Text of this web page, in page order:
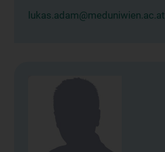
lukas.adam@meduniwien.ac.at